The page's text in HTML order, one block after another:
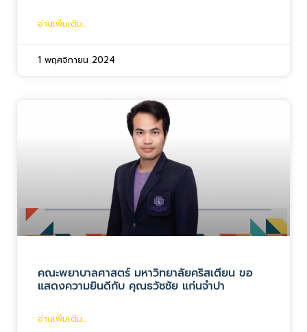
อ่านเพิ่มเติม...
1 พฤศจิกายน 2024
คณะพยาบาลศาสตร์ มหาวิทยาลัยคริสเตียน ขอ
แสดงความยินดีกับ คุณธวัชชัย แก่นจำปา
อ่านเพิ่มเติม...